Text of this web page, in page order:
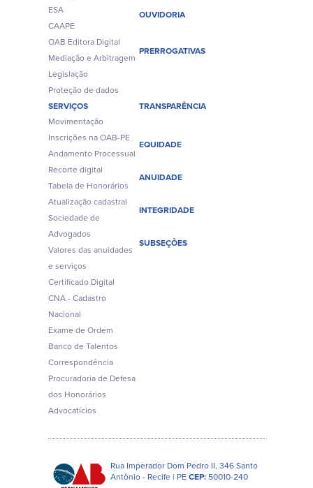
ESA
CAAPE
OAB Editora Digital
Mediação e Arbitragem
Legislação
Proteção de dados
OUVIDORIA
PRERROGATIVAS
SERVIÇOS
Movimentação
Inscrições na OAB-PE
Andamento Processual
Recorte digital
Tabela de Honorários
Atualização cadastral
Sociedade de
Advogados
Valores das anuidades
e serviços
Certificado Digital
CNA - Cadastro
Nacional
Exame de Ordem
Banco de Talentos
Correspondência
Procuradoria de Defesa
dos Honorários
Advocatícios
TRANSPARÊNCIA
EQUIDADE
ANUIDADE
INTEGRIDADE
SUBSEÇÕES
Rua Imperador Dom Pedro II, 346 Santo
Antônio - Recife | PECEP:50010-240